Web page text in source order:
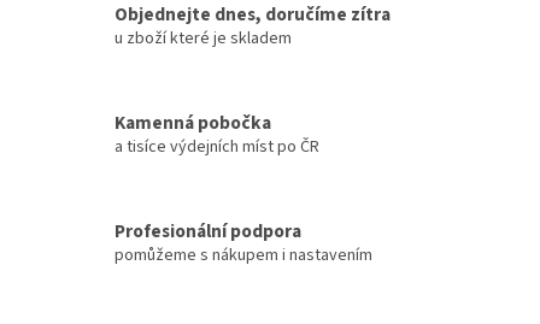
Objednejte dnes, doručíme zítra
u zboží které je skladem
Kamenná pobočka
a tisíce výdejních míst po ČR
Profesionální podpora
pomůžeme s nákupem i nastavením